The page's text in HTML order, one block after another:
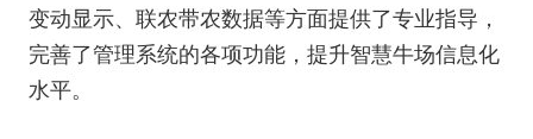
变动显示、联农带农数据等方面提供了专业指导，
完善了管理系统的各项功能，提升智慧牛场信息化
水平。